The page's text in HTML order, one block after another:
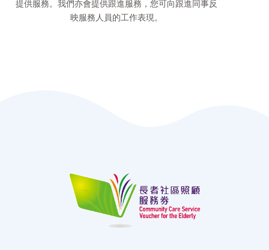
提供服務。我們亦會提供跟進服務，您可向跟進同事反
映服務人員的工作表現。